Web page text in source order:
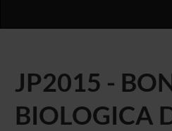
JP2015 -
BIOLOGICA